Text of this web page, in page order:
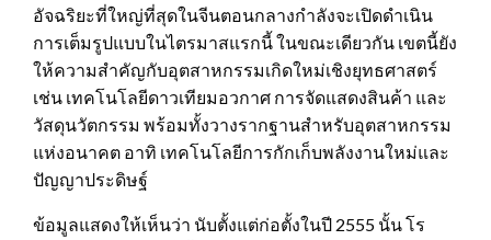
อัจฉริยะที่ใหญ่ที่สุดในจีนตอนกลางกำลังจะเปิดดำเนิน
การเต็มรูปแบบในไตรมาสแรกนี้ ในขณะเดียวกัน เขตนี้ยัง
ให้ความสำคัญกับอุตสาหกรรมเกิดใหม่เชิงยุทธศาสตร์
เช่น เทคโนโลยีดาวเทียมอวกาศ การจัดแสดงสินค้า และ
วัสดุนวัตกรรม พร้อมทั้งวางรากฐานสำหรับอุตสาหกรรม
แห่งอนาคต อาทิ เทคโนโลยีการกักเก็บพลังงานใหม่และ
ปัญญาประดิษฐ์
ข้อมูลแสดงให้เห็นว่า นับตั้งแต่ก่อตั้งในปี 2555 นั้น โร